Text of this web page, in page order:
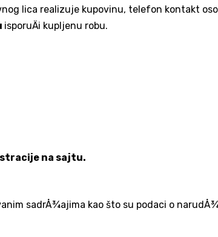
lica realizuje kupovinu, telefon kontakt
isporuÄi kupljenu robu.
na sajtu.
sadrÅ¾ajima kao što su podaci o